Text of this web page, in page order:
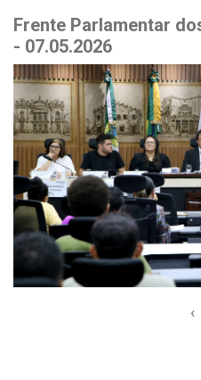
Frente Parlamentar
- 07.05.2026
‹